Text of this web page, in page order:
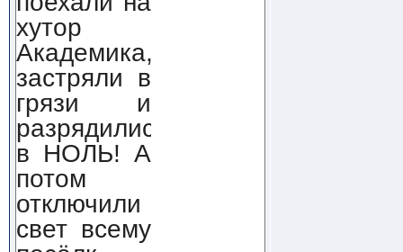
хутор
Академика,
застряли в
грязи и
разрядились
в НОЛЬ! А
потом
отключили
свет всему